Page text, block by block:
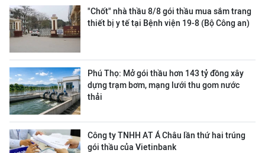
"Chốt" nhà thầu 8/8 gói thầu mua sắm trang
thiết bị y tế tại Bệnh viện 19-8 (Bộ Công an)
Phú Thọ: Mở gói thầu hơn 143 tỷ đồng xây
dựng trạm bơm, mạng lưới thu gom nước
thải
Công ty ΤΝΗΗ ΑΤ Á Châu lần thứ hai trúng
gói thầu của Vietinbank